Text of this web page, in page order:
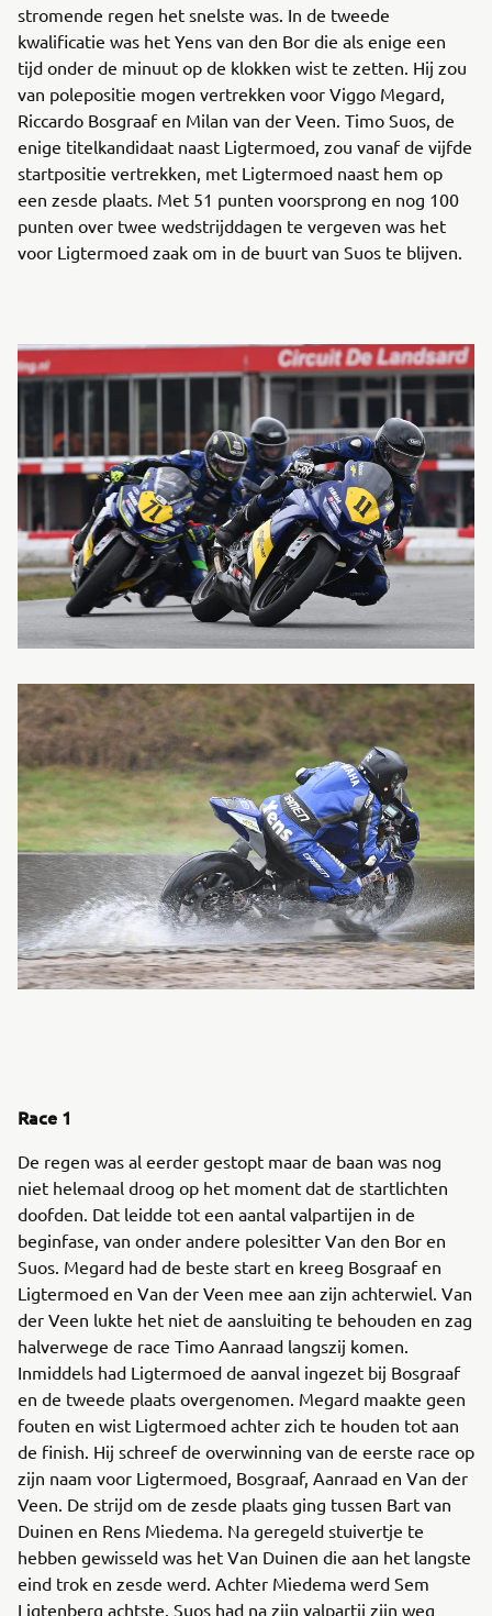
stromende regen het snelste was. In de tweede
kwalificatie was het Yens van den Bor die als enige een
tijd onder de minuut op de klokken wist te zetten. Hij zou
van polepositie mogen vertrekken voor Viggo Megard,
Riccardo Bosgraaf en Milan van der Veen. Timo Suos, de
enige titelkandidaat naast Ligtermoed, zou vanaf de vijfde
startpositie vertrekken, met Ligtermoed naast hem op
een zesde plaats. Met 51 punten voorsprong en nog 100
punten over twee wedstrijddagen te vergeven was het
voor Ligtermoed zaak om in de buurt van Suos te blijven.
Race 1
De regen was al eerder gestopt maar de baan was nog
niet helemaal droog op het moment dat de startlichten
doofden. Dat leidde tot een aantal valpartijen in de
beginfase, van onder andere polesitter Van den Bor en
Suos. Megard had de beste start en kreeg Bosgraaf en
Ligtermoed en Van der Veen mee aan zijn achterwiel. Van
der Veen lukte het niet de aansluiting te behouden en zag
halverwege de race Timo Aanraad langszij komen.
Inmiddels had Ligtermoed de aanval ingezet bij Bosgraaf
en de tweede plaats overgenomen. Megard maakte geen
fouten en wist Ligtermoed achter zich te houden tot aan
de finish. Hij schreef de overwinning van de eerste race op
zijn naam voor Ligtermoed, Bosgraaf, Aanraad en Van der
Veen. De strijd om de zesde plaats ging tussen Bart van
Duinen en Rens Miedema. Na geregeld stuivertje te
hebben gewisseld was het Van Duinen die aan het langste
eind trok en zesde werd. Achter Miedema werd Sem
Ligtenberg achtste. Suos had na zijn valpartij zijn weg